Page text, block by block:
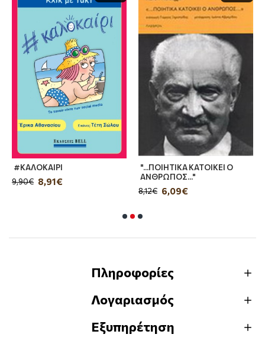
"...ΠΟΙΗΤΙΚΑ ΚΑΤΟΙΚΕΙ Ο
ΑΝΘΡΩΠΟΣ..."
6,09€
"ΑΓΙΩ
Πληροφορίες
Λογαριασμός
Εξυπηρέτηση